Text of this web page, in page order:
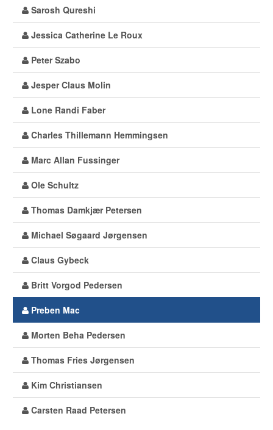
Sarosh Qureshi
Jessica Catherine Le Roux
Peter Szabo
Jesper Claus Molin
Lone Randi Faber
Charles Thillemann Hemmingsen
Marc Allan Fussinger
Ole Schultz
Thomas Damkjær Petersen
Michael Søgaard Jørgensen
Claus Gybeck
Britt Vorgod Pedersen
Preben Mac
Morten Beha Pedersen
Thomas Fries Jørgensen
Kim Christiansen
Carsten Raad Petersen